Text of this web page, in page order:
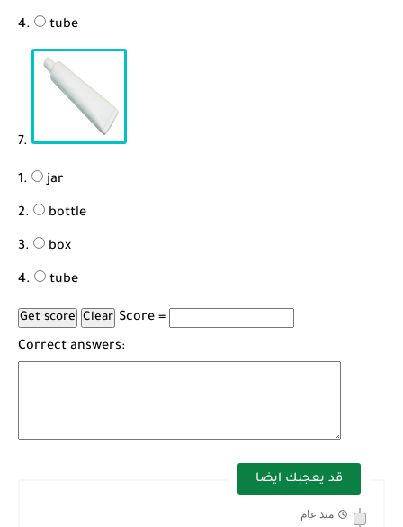
tube
7.
jar
bottle
box
tube
Score =
Correct answers:
قد يعجبك ايضا
منذ عام